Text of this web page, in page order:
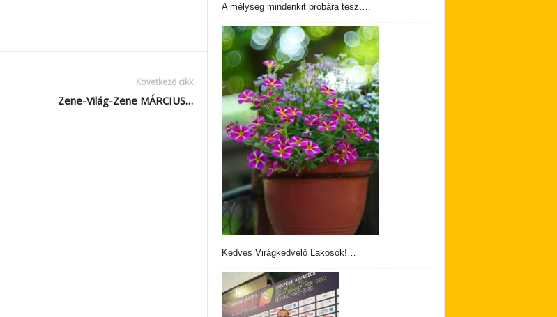
Következő cikk
Zene-Világ-Zene MÁRCIUS…
A mélység mindenkit próbára tesz….
Kedves Virágkedvelő Lakosok!…